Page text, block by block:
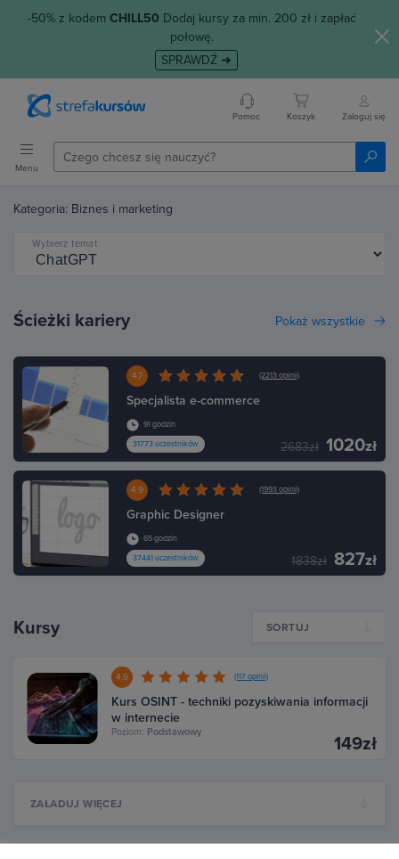
-50% z kodem CHILL50 Dodaj kursy za min. 200 zł i zapłać
połowę.
SPRAWDŹ ➜
Pomoc Koszyk Zaloguj się
Menu
Kategoria: Biznes i marketing
Wybierz temat
Ścieżki kariery Pokaż wszystkie
4.7 (2213 opinii)
Specjalista e-commerce
91 godzin
31773 uczestników
2683zł 1020zł
4.9 (1993 opinii)
Graphic Designer
65 godzin
37441 uczestników
1838zł 827zł
Kursy SORTUJ
4.9 (117 opinii)
Kurs OSINT - techniki pozyskiwania informacji
w internecie
Poziom: Podstawowy
149zł
ZAŁADUJ WIĘCEJ